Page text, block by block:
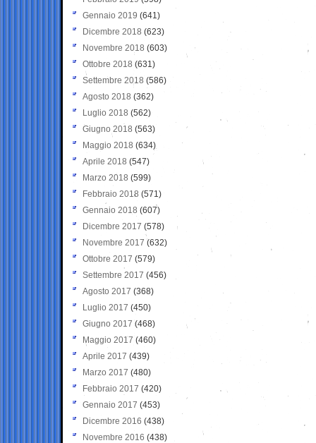
Gennaio 2019 (641)
Dicembre 2018 (623)
Novembre 2018 (603)
Ottobre 2018 (631)
Settembre 2018 (586)
Agosto 2018 (362)
Luglio 2018 (562)
Giugno 2018 (563)
Maggio 2018 (634)
Aprile 2018 (547)
Marzo 2018 (599)
Febbraio 2018 (571)
Gennaio 2018 (607)
Dicembre 2017 (578)
Novembre 2017 (632)
Ottobre 2017 (579)
Settembre 2017 (456)
Agosto 2017 (368)
Luglio 2017 (450)
Giugno 2017 (468)
Maggio 2017 (460)
Aprile 2017 (439)
Marzo 2017 (480)
Febbraio 2017 (420)
Gennaio 2017 (453)
Dicembre 2016 (438)
Novembre 2016 (438)